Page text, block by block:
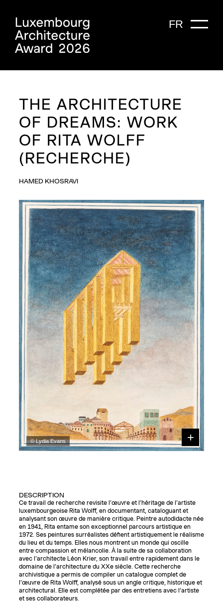
FR
THE ARCHITECTURE
OF DREAMS: WORK
OF RITA WOLFF
(RECHERCHE)
HAMED KHOSRAVI
© Lydia Evans
DESCRIPTION
Ce travail de recherche revisite l’œuvre et l’héritage de l’artiste
luxembourgeoise Rita Wolff, en documentant, cataloguant et
analysant son œuvre de manière critique. Peintre autodidacte née
en 1941, Rita entame son exceptionnel parcours artistique en
1972. Ses peintures surréalistes défient artistiquement le réalisme
du lieu et du temps. Elles nous montrent un monde qui oscille
entre compassion et mélancolie. À la suite de sa collaboration
avec l’architecte Léon Krier, son travail entre rapidement dans le
domaine de l’architecture du XXe siècle. Cette recherche
archivistique a permis de compiler un catalogue complet de
l’œuvre de Rita Wolff, analysé sous un angle critique, historique et
architectural. Elle est complétée par des entretiens avec l’artiste
et ses collaborateurs.